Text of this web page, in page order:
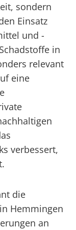
sondern
Einsatz
und -
in
relevant
eine
verbessert,
die
Hemmingen
an